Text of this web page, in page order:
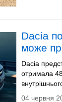
Dacia
може
Dacia
отримала
04 червня